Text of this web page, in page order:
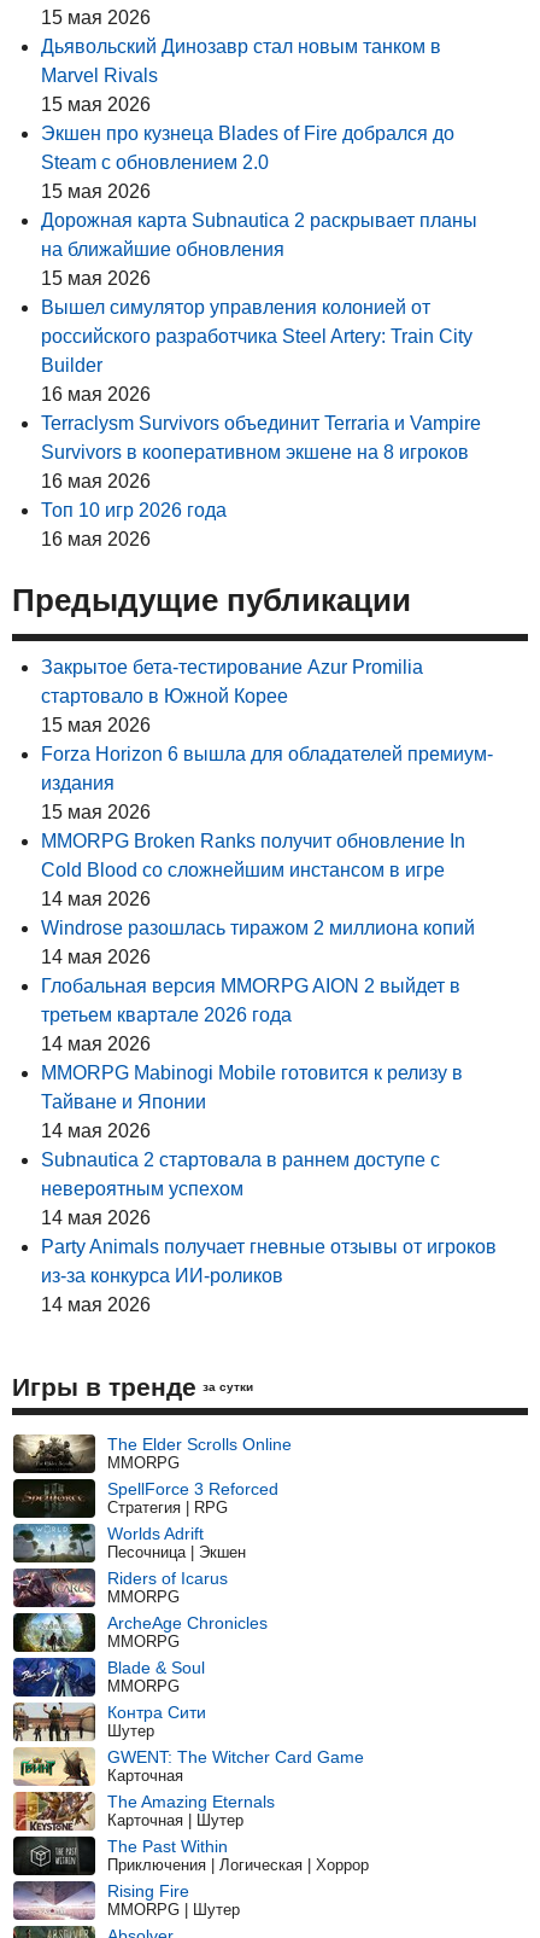
15 мая 2026
Дьявольский Динозавр стал новым танком в
Marvel Rivals
15 мая 2026
Экшен про кузнеца Blades of Fire добрался до
Steam с обновлением 2.0
15 мая 2026
Дорожная карта Subnautica 2 раскрывает планы
на ближайшие обновления
15 мая 2026
Вышел симулятор управления колонией от
российского разработчика Steel Artery: Train City
Builder
16 мая 2026
Terraclysm Survivors объединит Terraria и Vampire
Survivors в кооперативном экшене на 8 игроков
16 мая 2026
Топ 10 игр 2026 года
16 мая 2026
Предыдущие публикации
Закрытое бета-тестирование Azur Promilia
стартовало в Южной Корее
15 мая 2026
Forza Horizon 6 вышла для обладателей премиум-
издания
15 мая 2026
MMORPG Broken Ranks получит обновление In
Cold Blood со сложнейшим инстансом в игре
14 мая 2026
Windrose разошлась тиражом 2 миллиона копий
14 мая 2026
Глобальная версия MMORPG AION 2 выйдет в
третьем квартале 2026 года
14 мая 2026
MMORPG Mabinogi Mobile готовится к релизу в
Тайване и Японии
14 мая 2026
Subnautica 2 стартовала в раннем доступе с
невероятным успехом
14 мая 2026
Party Animals получает гневные отзывы от игроков
из-за конкурса ИИ-роликов
14 мая 2026
Игры в тренде за сутки
The Elder Scrolls Online
MMORPG
SpellForce 3 Reforced
Стратегия | RPG
Worlds Adrift
Песочница | Экшен
Riders of Icarus
MMORPG
ArcheAge Chronicles
MMORPG
Blade & Soul
MMORPG
Контра Сити
Шутер
GWENT: The Witcher Card Game
Карточная
The Amazing Eternals
Карточная | Шутер
The Past Within
Приключения | Логическая | Хоррор
Rising Fire
MMORPG | Шутер